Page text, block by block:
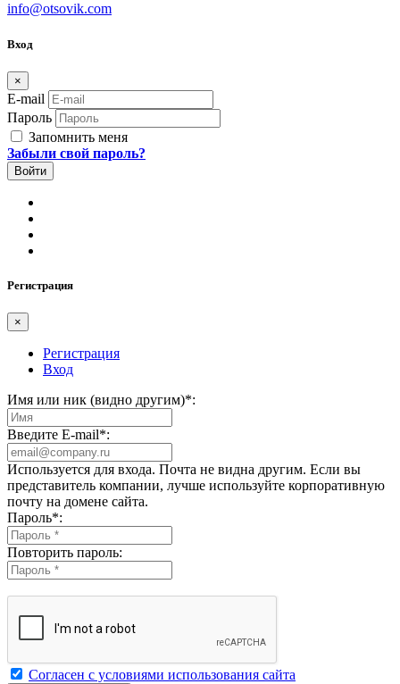
info@otsovik.com
Вход
×
E-mail
Пароль
Запомнить меня
Забыли свой пароль?
Регистрация
×
Регистрация
Вход
Имя или ник (видно другим)*:
Введите E-mail*:
Используется для входа. Почта не видна другим. Если вы
представитель компании, лучше используйте корпоративную
почту на домене сайта.
Пароль*:
Повторить пароль:
Согласен с условиями использования сайта